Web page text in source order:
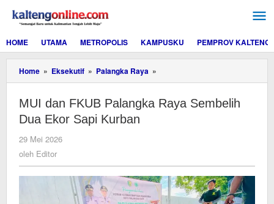
konten
HOME
UTAMA METROPOLIS KAMPUSKU PEMPROV KALTENG
Home » Eksekutif » Palangka Raya »
dan
Palangka
Kurban
MUI dan FKUB Palangka Raya Sembelih
Dua Ekor Sapi Kurban
29 Mei 2026
oleh Editor